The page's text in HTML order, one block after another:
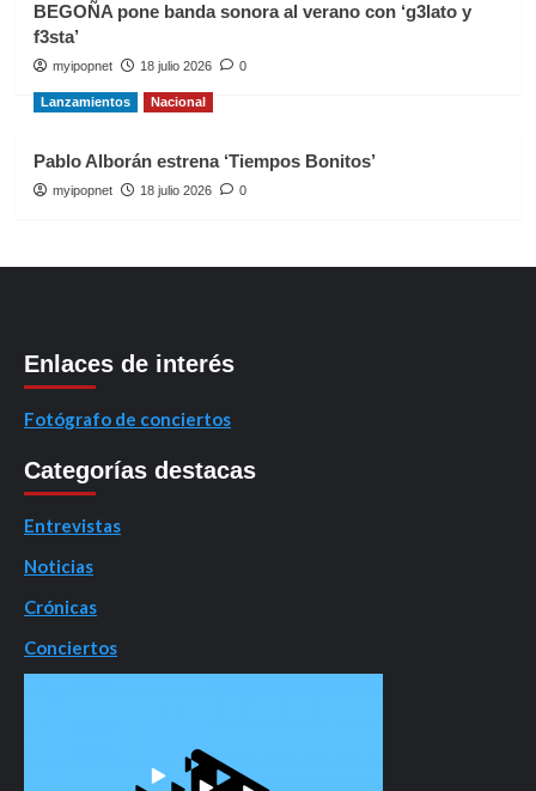
BEGOÑA pone banda sonora al verano con ‘g3lato y
f3sta’
myipopnet 18 julio 2026 0
Lanzamientos Nacional
Pablo Alborán estrena ‘Tiempos Bonitos’
myipopnet 18 julio 2026 0
Enlaces de interés
Fotógrafo de conciertos
Categorías destacas
Entrevistas
Noticias
Crónicas
Conciertos